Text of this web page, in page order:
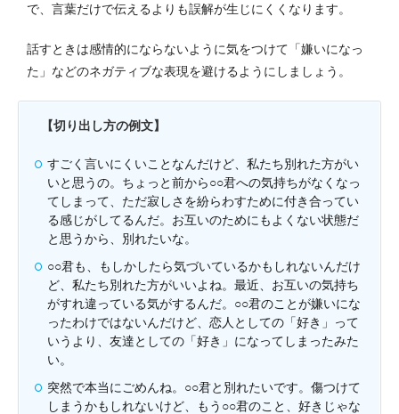
で、言葉だけで伝えるよりも誤解が生じにくくなります。
話すときは感情的にならないように気をつけて「嫌いになっ
た」などのネガティブな表現を避けるようにしましょう。
【切り出し方の例文】
すごく言いにくいことなんだけど、私たち別れた方がい
いと思うの。ちょっと前から○○君への気持ちがなくなっ
てしまって、ただ寂しさを紛らわすために付き合ってい
る感じがしてるんだ。お互いのためにもよくない状態だ
と思うから、別れたいな。
○○君も、もしかしたら気づいているかもしれないんだけ
ど、私たち別れた方がいいよね。最近、お互いの気持ち
がすれ違っている気がするんだ。○○君のことが嫌いにな
ったわけではないんだけど、恋人としての「好き」って
いうより、友達としての「好き」になってしまったみた
い。
突然で本当にごめんね。○○君と別れたいです。傷つけて
しまうかもしれないけど、もう○○君のこと、好きじゃな